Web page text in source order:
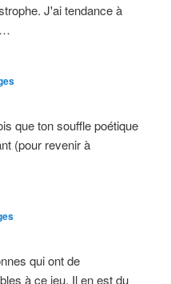
J'ai tendance à
que ton souffle poétique
(pour revenir à
qui ont de
à ce jeu. Il en est du